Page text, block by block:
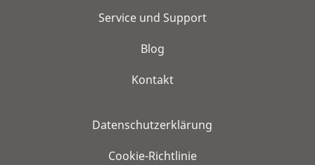
Service und Support
Blog
Kontakt
Datenschutzerklärung
Cookie-Richtlinie